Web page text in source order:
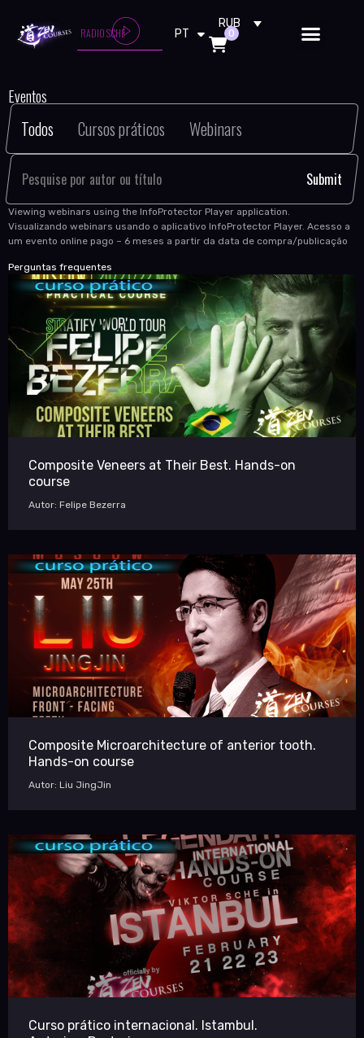
CARPENTER BRUT - ANARCHY ROAD
RADIO SCHE PT
EN
RUB
0
Eventos
Cursos práticos Webinars
Todos
Viewing webinars using the InfoProtector Player application.
Visualizando webinars usando o aplicativo InfoProtector Player. Acesso a
um evento online pago – 6 meses a partir da data de compra/publicação
Perguntas frequentes
Composite Veneers at Their Best. Hands-on
course
Autor: Felipe Bezerra
Composite Microarchitecture of anterior tooth.
Hands-on course
Autor: Liu JingJin
Curso prático internacional. Istambul.